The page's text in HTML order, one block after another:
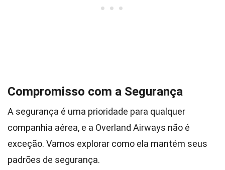
Compromisso com a Segurança
A segurança é uma prioridade para qualquer
companhia aérea, e a Overland Airways não é
exceção. Vamos explorar como ela mantém seus
padrões de segurança.